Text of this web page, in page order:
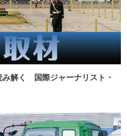
み解く 国際ジャーナリスト・